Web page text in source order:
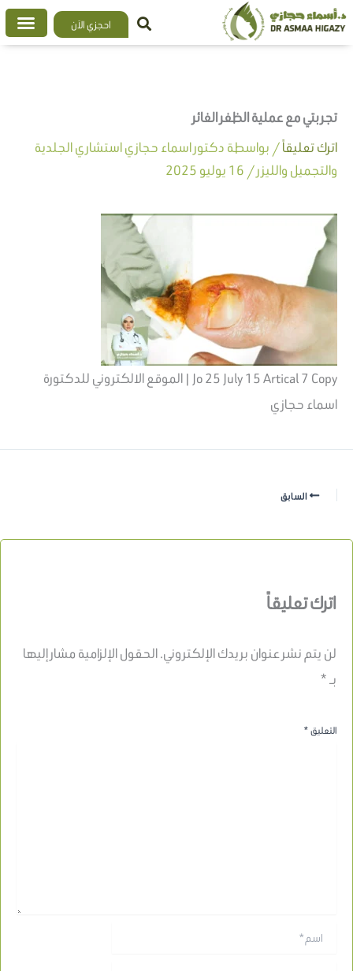
تخطي
إلى
احجزي الآن
تجربتي مع عملية الظفر الغائر
اترك تعليقاً/ بواسطة دكتور اسماء حجازي استشاري الجلدية
والتجميل والليزر/ 16 يوليو 2025
Jo 25 July 15 Artical 7 Copy | الموقع الالكتروني للدكتورة
اسماء حجازي
السابق
اترك تعليقاً
لن يتم نشر عنوان بريدك الإلكتروني.الحقول الإلزامية مشار إليها
بـ*
التعليق*